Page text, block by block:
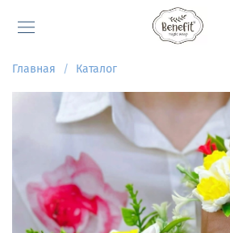
Главная Каталог